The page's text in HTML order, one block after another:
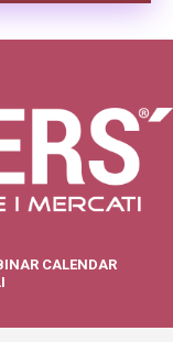
CALENDAR